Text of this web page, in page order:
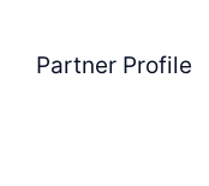
Partner Profile